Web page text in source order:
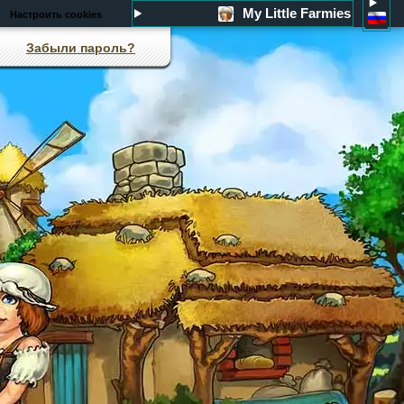
Настроить cookies My Little Farmies
Забыли пароль?